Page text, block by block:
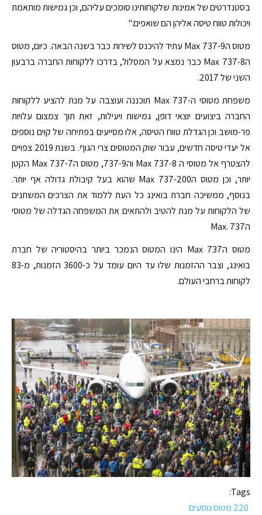
בסטנדרטים של אמינות שלקוחותינו סומכים עליהם, וכן גמישות מותאמת
ויכולות טווח טיסה אליהן הם שואפים."
מטוס ה737-9 Max עתיד להיכנס לשירות כבר בשנה הבאה. כיום, מטוס
ה737-8 Max כבר נמצא על המסלול, בדרכו ללקוחות החברה ברבעון
השני של 2017.
משפחת מטוסי ה-737 Max תוכננה ועוצבה על מנת להציע ללקוחות
החברה ביצועים יוצאי דופן, גמישות ויעילות, זאת תוך צמצום עלויות
פר-מושב וכן הגדלת טווח הטיסה, אלו מסייעים בפתיחה של קוים נוספים
אל יעדי טיסה חדשים, עבור שוק המטוסים צרי הגוף. בשנת 2019 צפויים
להצטרף אל מטוסי ה Max 737-8 וה737-9, מטוס הMax 737-7 הקטן
יותר, וכן מטוס הMax 737-200 שהוא בעל קיבולת גדולה אף יותר.
בנוסף, ממשיכה חברת בואינג כל העת ללמוד את הצרכים המשתנים
של הלקוחות על מנת להטיב ולהתאים את המשפחה הגדלה של מטוסי
ה737 .Max
מטוס ה737 Max הינו המטוס הנמכר ביותר בהיסטוריה של חברת
בואינג, וצבר ההזמנות שלו עד היום עומד על כ-3600 הזמנות, מ-83
לקוחות ברחבי העולם.
Tags:
220 מטוס נוסעים